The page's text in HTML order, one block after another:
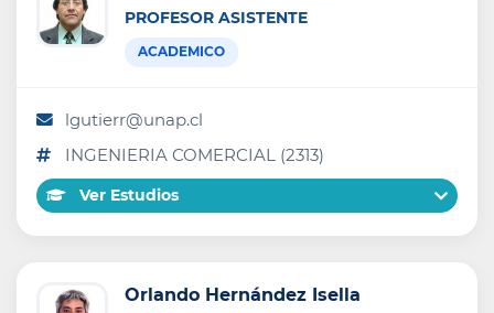
PROFESOR ASISTENTE
ACADEMICO
lgutierr@unap.cl
INGENIERIA COMERCIAL (2313)
Ver Estudios
Orlando Hernández Isella